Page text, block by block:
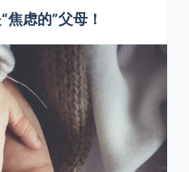
焦虑的”父母！